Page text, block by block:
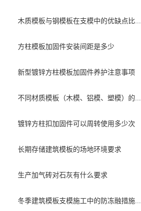
木质模板与钢模板在支模中的优缺点比...
方柱模板加固件安装间距是多少
新型镀锌方柱模板加固件养护注意事项
不同材质模板（木模、铝模、塑模）的...
镀锌方柱扣加固件可以周转使用多少次
长期存储建筑模板的场地环境要求
生产加气砖对石灰有什么要求
冬季建筑模板支模施工中的防冻融措施...